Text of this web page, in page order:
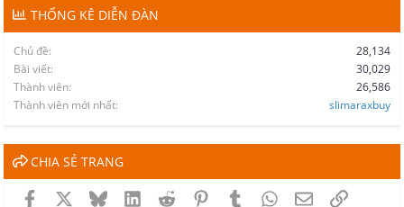
THỐNG KÊ DIỄN ĐÀN
Chủ đề
28,134
Bài viết
30,029
Thành viên
26,586
Thành viên mới nhất
slimaraxbuy
CHIA SẺ TRANG
Facebook BlueskyLinkedInReddit PinterestTumblrWhatsApp
EmailLink